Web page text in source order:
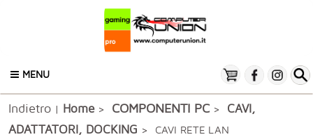
MENU
Indietro | Home> COMPONENTI PC > CAVI,
ADATTATORI, DOCKING > CAVI RETE LAN